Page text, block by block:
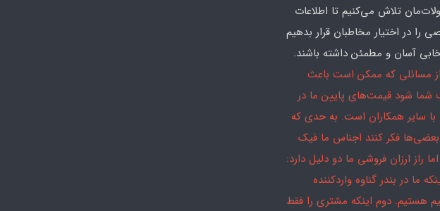
تلاش می‌کنیم تا اطلاعات
را در اختیار مخاطبان قرار بدهیم
آسان و مطمئن داشته باشند.
مسائلی که ممکن است باعث
شود قیمت‌های پایین ما در
سایر همکاران است. به حدی که
فکر کنند اجناس ما فیک
راز ارزان فروشی ما دو دلیل دارد:
ما در بندر گناوه واردکننده
هستیم. دوم اینکه مشتری را فقط